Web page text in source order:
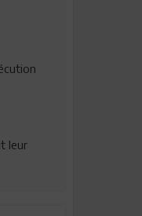
leur